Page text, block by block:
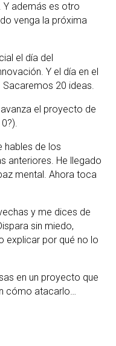
Y además es otro
venga la próxima
el día del
Y el día en el
Sacaremos 20 ideas.
el proyecto de
hables de los
anteriores. He llegado
mental. Ahora toca
y me dices de
sin miedo,
explicar por qué no lo
en un proyecto que
cómo atacarlo…